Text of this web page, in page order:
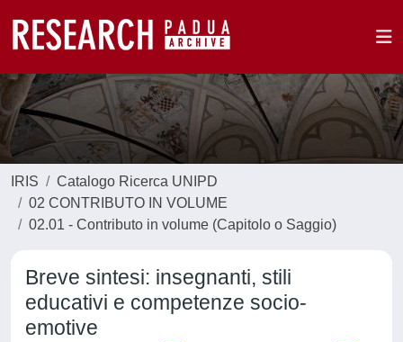
IRIS
Catalogo Ricerca UNIPD
02 CONTRIBUTO IN VOLUME
02.01 - Contributo in volume (Capitolo o Saggio)
Breve sintesi: insegnanti, stili
educativi e competenze socio-
emotive